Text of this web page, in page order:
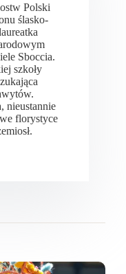
Polski
ślasko-
Sboccia.
szkoły
nieustannie
florystyce